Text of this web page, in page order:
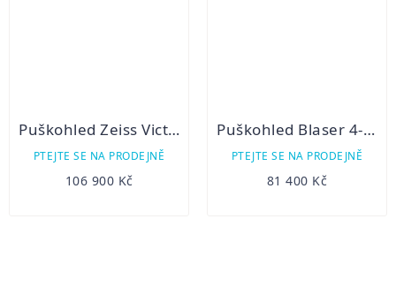
Puškohled Zeiss Victory V8 4,8 – 35 x 60 s ASV 2022
PTEJTE SE NA PRODEJNĚ
106 900 Kč
Puškohled Blaser 4-20×58 iC
PTEJTE SE NA PRODEJNĚ
81 400 Kč